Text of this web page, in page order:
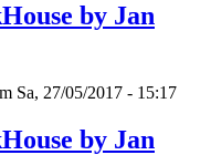
by Jan
Sa, 27/05/2017 - 15:17
by Jan